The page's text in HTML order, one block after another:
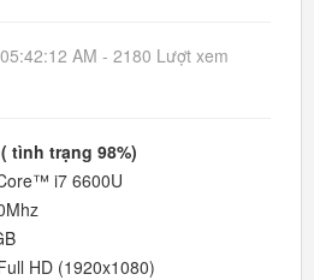
AM - 2180 Lượt xem
tình trạng 98%)
i7 6600U
HD (1920x1080)